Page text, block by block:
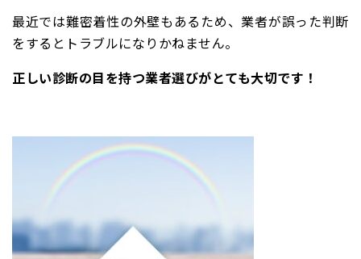
最近では難密着性の外壁もあるため、業者が誤った判断
をするとトラブルになりかねません。
正しい診断の目を持つ業者選びがとても大切です！